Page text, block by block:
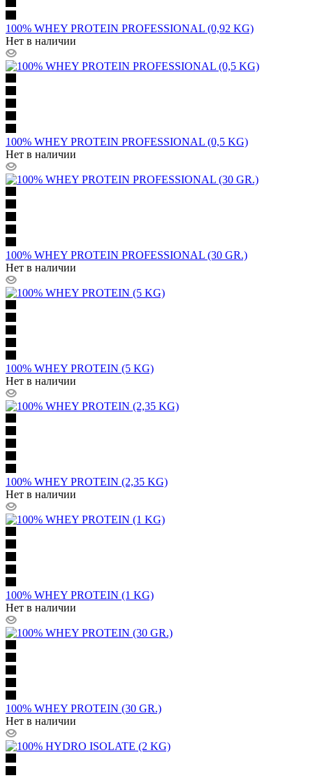
100% WHEY PROTEIN PROFESSIONAL (0,92 KG)
Нет в наличии
100% WHEY PROTEIN PROFESSIONAL (0,5 KG)
Нет в наличии
100% WHEY PROTEIN PROFESSIONAL (30 GR.)
Нет в наличии
100% WHEY PROTEIN (5 KG)
Нет в наличии
100% WHEY PROTEIN (2,35 KG)
Нет в наличии
100% WHEY PROTEIN (1 KG)
Нет в наличии
100% WHEY PROTEIN (30 GR.)
Нет в наличии